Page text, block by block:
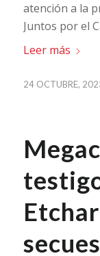
atención a la
Juntos por el
Leer más
24 OCTUBRE,